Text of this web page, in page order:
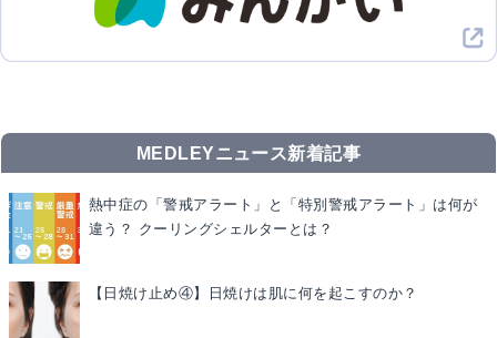
MEDLEYニュース新着記事
熱中症の「警戒アラート」と「特別警戒アラート」は何が
違う？ クーリングシェルターとは？
【日焼け止め④】日焼けは肌に何を起こすのか？